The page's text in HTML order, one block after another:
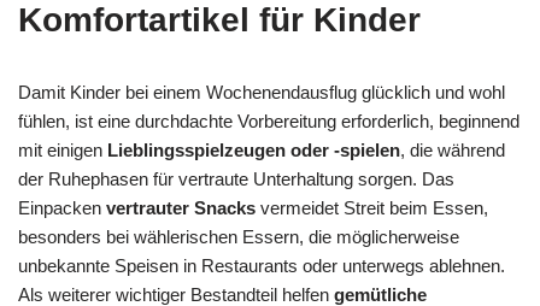
Komfortartikel für Kinder
Damit Kinder bei einem Wochenendausflug glücklich und wohl
fühlen, ist eine durchdachte Vorbereitung erforderlich, beginnend
mit einigen Lieblingsspielzeugen oder -spielen, die während
der Ruhephasen für vertraute Unterhaltung sorgen. Das
Einpacken vertrauter Snacks vermeidet Streit beim Essen,
besonders bei wählerischen Essern, die möglicherweise
unbekannte Speisen in Restaurants oder unterwegs ablehnen.
Als weiterer wichtiger Bestandteil helfen gemütliche